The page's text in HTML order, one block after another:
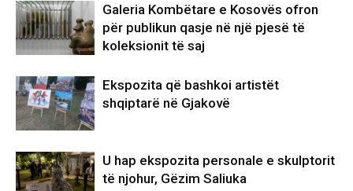
Galeria Kombëtare e Kosovës ofron
për publikun qasje në një pjesë të
koleksionit të saj
Ekspozita që bashkoi artistët
shqiptarë në Gjakovë
U hap ekspozita personale e skulptorit
të njohur, Gëzim Saliuka